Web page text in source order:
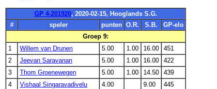
GP 4-201920, 2020-02-15, Hooglands S.G.
#
speler punten O.R. S.B.
GP-elo
Groep 9:
1
Willem van Drunen 5.00 1.00 16.00
451
2
Jeevan Saravanan 5.00 1.00 16.00
422
3
Thom Groenewegen 5.00 1.00 14.50
439
4
Vishaal Singaravadivelu 4.00 9.00
445